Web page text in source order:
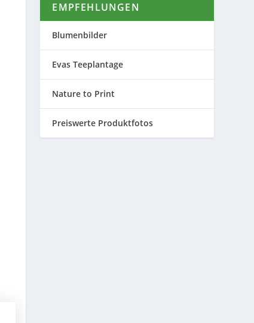
EMPFEHLUNGEN
Blumenbilder
Evas Teeplantage
Nature to Print
Preiswerte Produktfotos